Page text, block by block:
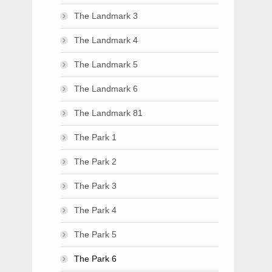
The Landmark 3
The Landmark 4
The Landmark 5
The Landmark 6
The Landmark 81
The Park 1
The Park 2
The Park 3
The Park 4
The Park 5
The Park 6